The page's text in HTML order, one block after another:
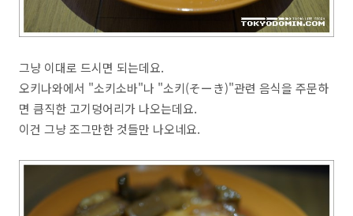
그냥 이대로 드시면 되는데요.
오키나와에서 "소키소바"나 "소키(そーき)"관련 음식을 주문하
면 큼직한 고기덩어리가 나오는데요.
이건 그냥 조그만한 것들만 나오네요.